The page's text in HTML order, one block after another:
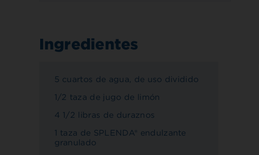
Ingredientes
5 cuartos de agua, de uso dividido
1/2 taza de jugo de limón
4 1/2 libras de duraznos
1 taza de SPLENDA® endulzante
granulado